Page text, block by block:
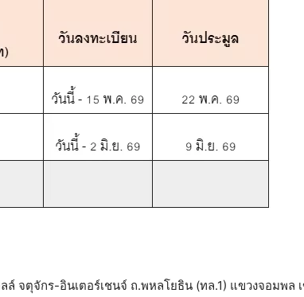
จตุจักร-อินเตอร์เชนจ์ ถ.พหลโยธิน (ทล.1) แขวงจอมพล